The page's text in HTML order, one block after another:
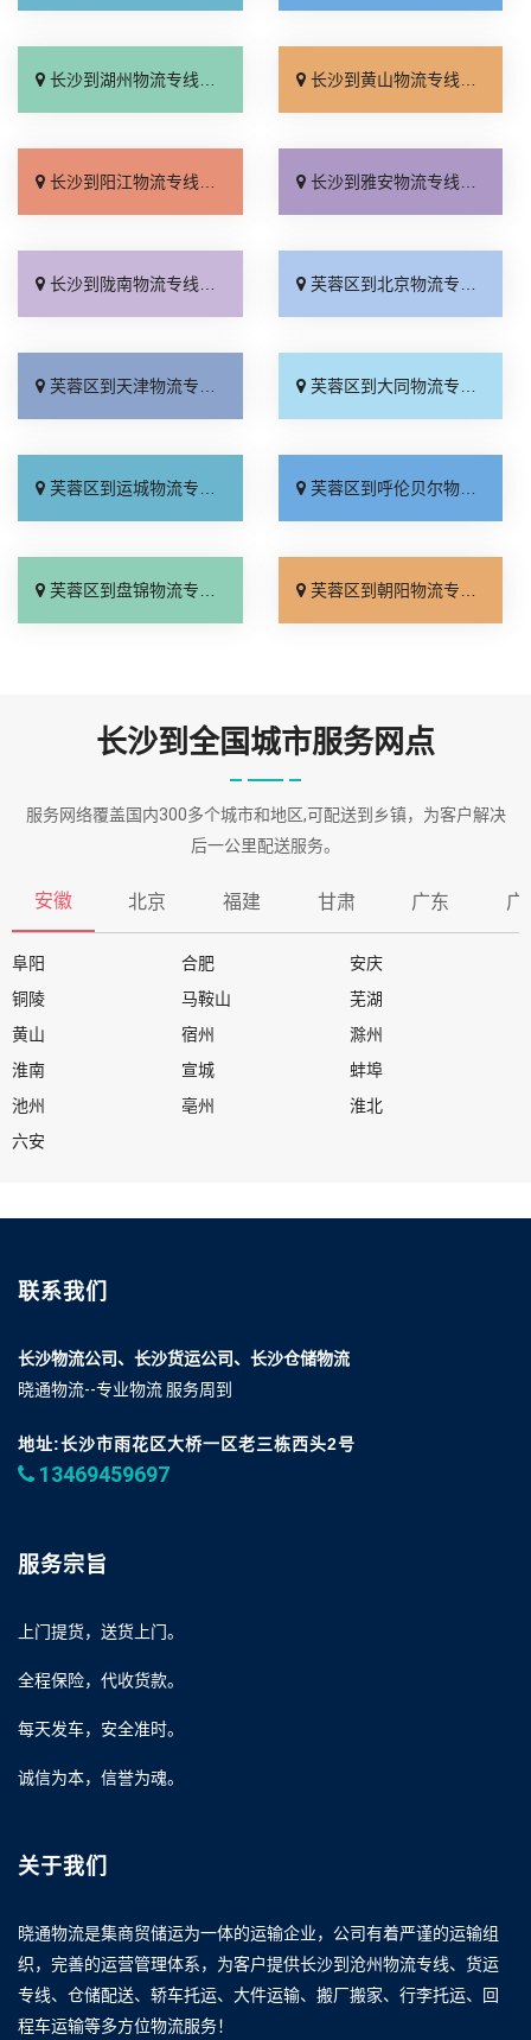
长沙到湖州物流专线_直通专线「省事省心」 长沙到黄山物流专线_市县派送「资质齐全」
长沙到阳江物流专线_高效快运「直达特快专线」 长沙到雅安物流专线_价格透明「合理收费」
长沙到陇南物流专线_多少一方「收费标准」 芙蓉区到北京物流专线_高效快运「省事省心」
芙蓉区到天津物流专线_快运有保障「上门提货」 芙蓉区到大同物流专线_专线查询「运价行情」
芙蓉区到运城物流专线_价格实惠「全境到达」 芙蓉区到呼伦贝尔物流专线_快速响应「省事省心」
芙蓉区到盘锦物流专线_多少一吨「托运省心」 芙蓉区到朝阳物流专线_专线快运「收费介绍」
长沙到全国城市服务网点
服务网络覆盖国内300多个城市和地区,可配送到乡镇，为客户解决
后一公里配送服务。
安徽 北京 福建 甘肃 广东 广
阜阳 合肥
安庆
铜陵
马鞍山
芜湖
黄山
宿州
滁州
淮南
宣城
蚌埠
池州
亳州
淮北
六安
联系我们
长沙物流公司、长沙货运公司、长沙仓储物流
晓通物流--专业物流 服务周到
地址:长沙市雨花区大桥一区老三栋西头2号
13469459697
服务宗旨
上门提货，送货上门。
全程保险，代收货款。
每天发车，安全准时。
诚信为本，信誉为魂。
关于我们
晓通物流是集商贸储运为一体的运输企业，公司有着严谨的运输组
织，完善的运营管理体系，为客户提供长沙到沧州物流专线、货运
专线、仓储配送、轿车托运、大件运输、搬厂搬家、行李托运、回
程车运输等多方位物流服务！